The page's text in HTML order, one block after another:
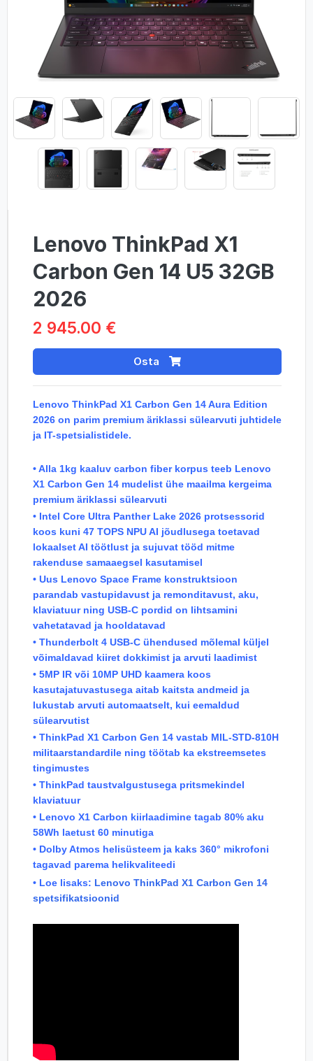
Lenovo ThinkPad X1
Carbon Gen 14 U5 32GB
2026
2 945.00 €
Osta
Lenovo ThinkPad X1 Carbon Gen 14 Aura Edition
2026 on parim premium äriklassi sülearvuti juhtidele
ja IT-spetsialistidele.
• Alla 1kg kaaluv carbon fiber korpus teeb Lenovo
X1 Carbon Gen 14 mudelist ühe maailma kergeima
premium äriklassi sülearvuti
• Intel Core Ultra Panther Lake 2026 protsessorid
koos kuni 47 TOPS NPU AI jõudlusega toetavad
lokaalset AI töötlust ja sujuvat tööd mitme
rakenduse samaaegsel kasutamisel
• Uus Lenovo Space Frame konstruktsioon
parandab vastupidavust ja remonditavust, aku,
klaviatuur ning USB-C pordid on lihtsamini
vahetatavad ja hooldatavad
• Thunderbolt 4 USB-C ühendused mõlemal küljel
võimaldavad kiiret dokkimist ja arvuti laadimist
• 5MP IR või 10MP UHD kaamera koos
kasutajatuvastusega aitab kaitsta andmeid ja
lukustab arvuti automaatselt, kui eemaldud
sülearvutist
• ThinkPad X1 Carbon Gen 14 vastab MIL-STD-810H
militaarstandardile ning töötab ka ekstreemsetes
tingimustes
• ThinkPad taustvalgustusega pritsmekindel
klaviatuur
• Lenovo X1 Carbon kiirlaadimine tagab 80% aku
58Wh laetust 60 minutiga
• Dolby Atmos helisüsteem ja kaks 360° mikrofoni
tagavad parema helikvaliteedi
• Loe lisaks: Lenovo ThinkPad X1 Carbon Gen 14
spetsifikatsioonid